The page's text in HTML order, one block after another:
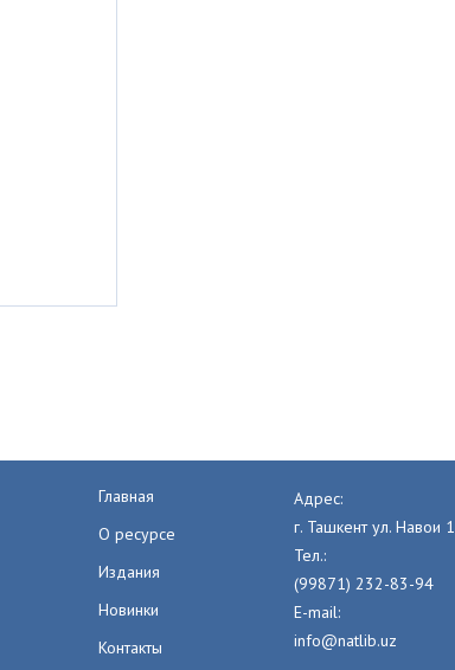
Главная
О ресурсе
Издания
Новинки
Контакты
Адрес:
г. Ташкент ул. Навои 1
Тел.:
(99871) 232-83-94
E-mail:
info@natlib.uz